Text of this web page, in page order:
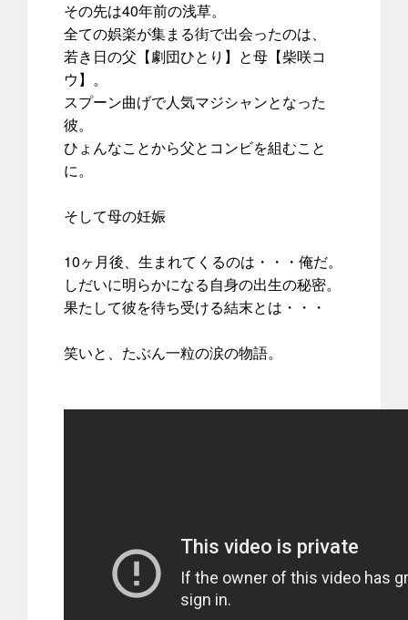
その先は40年前の浅草。
全ての娯楽が集まる街で出会ったのは、
若き日の父【劇団ひとり】と母【柴咲コ
ウ】。
スプーン曲げで人気マジシャンとなった
彼。
ひょんなことから父とコンビを組むこと
に。
そして母の妊娠
10ヶ月後、生まれてくるのは・・・俺だ。
しだいに明らかになる自身の出生の秘密。
果たして彼を待ち受ける結末とは・・・
笑いと、たぶん一粒の涙の物語。